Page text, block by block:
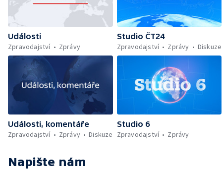
Události
Zpravodajství
Zprávy
Studio ČT24
Zpravodajství
Zprávy Diskuze
Události, komentáře
Zpravodajství
Zprávy Diskuze
Studio 6
Zpravodajství
Zprávy
Napište nám